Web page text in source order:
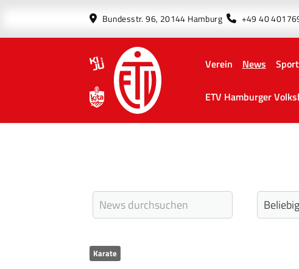
Bundesstr. 96, 20144 Hamburg +49 40
Verein News
ETV Hamburger
Karate